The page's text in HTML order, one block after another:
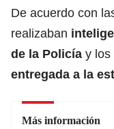
De acuerdo con
realizaban
de la Policía y los
entregada a la
Más información